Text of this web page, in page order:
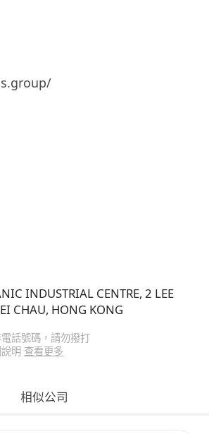
INDUSTRIAL CENTRE, 2 LEE
CHAU, HONG KONG
話號碼，請勿撥打
明 查看更多
相似公司